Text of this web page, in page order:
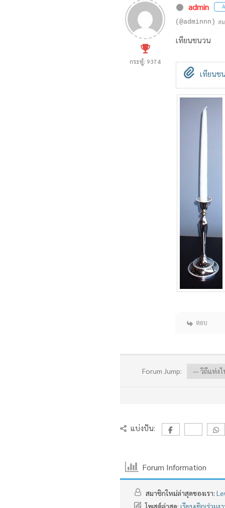
กระทู้: 9374
admin
(@adminnn) ส
เทียนชนวน
เทียนช
ตอบ
Forum Jump:
แบ่งปัน:
Forum Information
สมาชิกใหม่ล่าสุดของเรา:
โพสต์ล่าสุด: เรียนเชิญร่วม